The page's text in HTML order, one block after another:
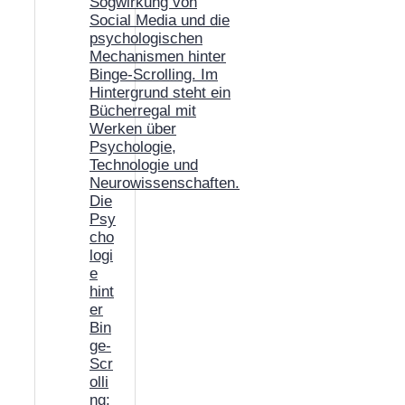
Die
Psy
cho
logi
e
hint
er
Bin
ge-
Scr
olli
ng: